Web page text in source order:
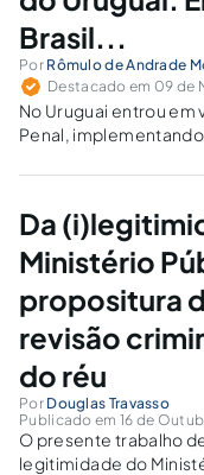
Brasil...
Por Rômulo de Andrade
Destacado em 09 de
No Uruguai entrou
Penal,
países do nosso
Da
Ministério
propositura
revisão
do réu
Por Douglas Travasso
Publicado em 16 de
O presente trabalho
legitimidade do